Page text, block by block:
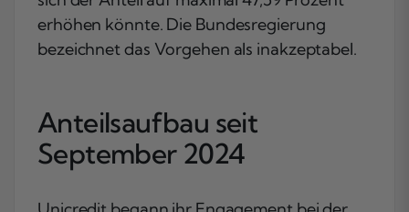
erhöhen könnte. Die Bundesregierung
bezeichnet das Vorgehen als inakzeptabel.
Anteilsaufbau seit
September 2024